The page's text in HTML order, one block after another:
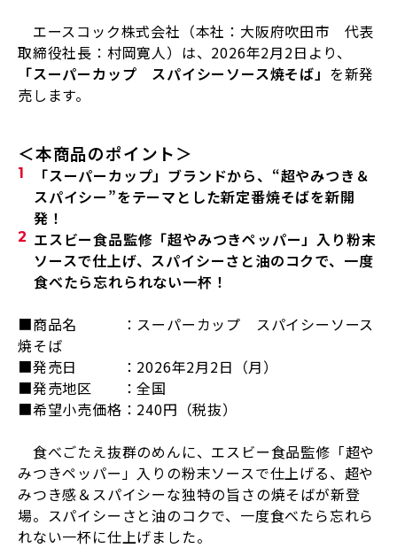
エースコック株式会社（本社：大阪府吹田市 代表
取締役社長：村岡寛人）は、 2026年2月2日より、
「スーパーカップ スパイシーソース焼そば」 を新発
売します。
＜本商品のポイント＞
「スーパーカップ」ブランドから、“超やみつき＆
スパイシー”をテーマとした新定番焼そばを新開
発！
エスビー食品監修「超やみつきペッパー」入り粉末
ソースで仕上げ、スパイシーさと油のコクで、一度
食べたら忘れられない一杯！
■商品名 ：スーパーカップ スパイシーソース
焼そば
■発売日 ： 2026年2月2日（月）
■発売地区 ：全国
■希望小売価格： 240円（税抜）
食べごたえ抜群のめんに、エスビー食品監修「超や
みつきペッパー」入りの粉末ソースで仕上げる、超や
みつき感＆スパイシーな独特の旨さの焼そばが新登
場。スパイシーさと油のコクで、一度食べたら忘れら
れない一杯に仕上げました。